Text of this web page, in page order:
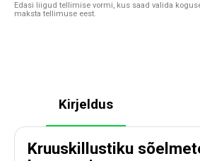
Edasi liigud tellimise vormi, kus saad valida
maksta tellimuse eest.
Kirjeldus
Kruuskillustiku